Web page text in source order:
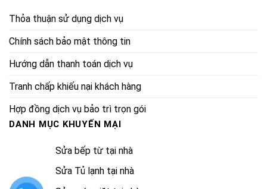
Thỏa thuận sử dụng dịch vụ
Chính sách bảo mật thông tin
Hướng dẫn thanh toán dịch vụ
Tranh chấp khiếu nại khách hàng
Hợp đồng dịch vụ bảo trì trọn gói
DANH MỤC KHUYẾN MẠI
Sửa bếp từ tại nhà
Sửa Tủ lạnh tại nhà